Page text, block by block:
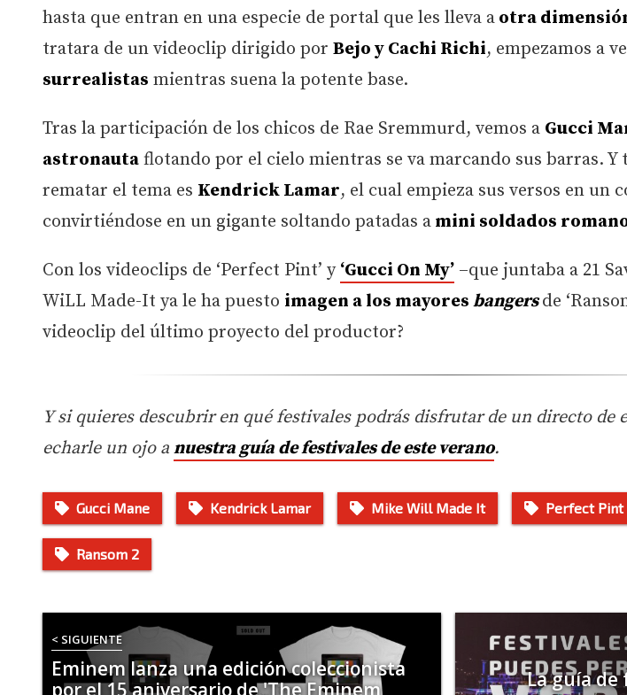
hasta que entran en una especie de portal que les lleva a otra
tratara de un videoclip dirigido por Bejo y Cachi Richi, empezamos a
surrealistas mientras suena la potente base.
Tras la participación de los chicos de Rae Sremmurd, vemos a Gucci
astronauta flotando por el cielo mientras se va marcando sus barras. Y
rematar el tema es Kendrick Lamar, el cual empieza sus versos en un
convirtiéndose en un gigante soltando patadas a mini soldados
Con los videoclips de ‘Perfect Pint’ y ‘Gucci On My’ –que juntaba a 21
WiLL Made-It ya le ha puesto imagen a los mayores bangers de
videoclip del último proyecto del productor?
Y si quieres descubrir en qué festivales podrás disfrutar de un directo de
echarle un ojo a nuestra guía de festivales de este verano.
Gucci Mane Kendrick Lamar Mike Will Made It Perfect Pint
Ransom 2
< SIGUIENTE
Eminem lanza una edición coleccionista
por el 15 aniversario de 'The Eminem
La guía de